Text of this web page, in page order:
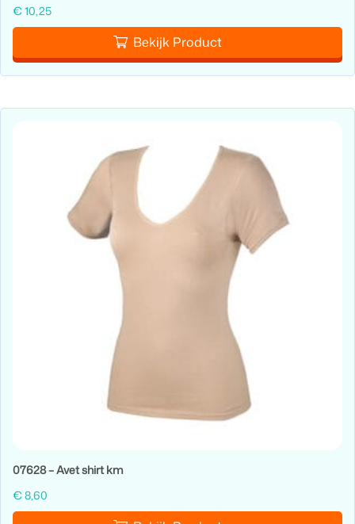
€ 10,25
Bekijk Product
07628 – Avet shirt km
€ 8,60